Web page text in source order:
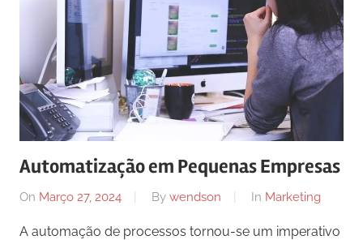
Automatização em Pequenas Empresas
On Março 27, 2024 By wendson In Marketing
A automação de processos tornou-se um imperativo